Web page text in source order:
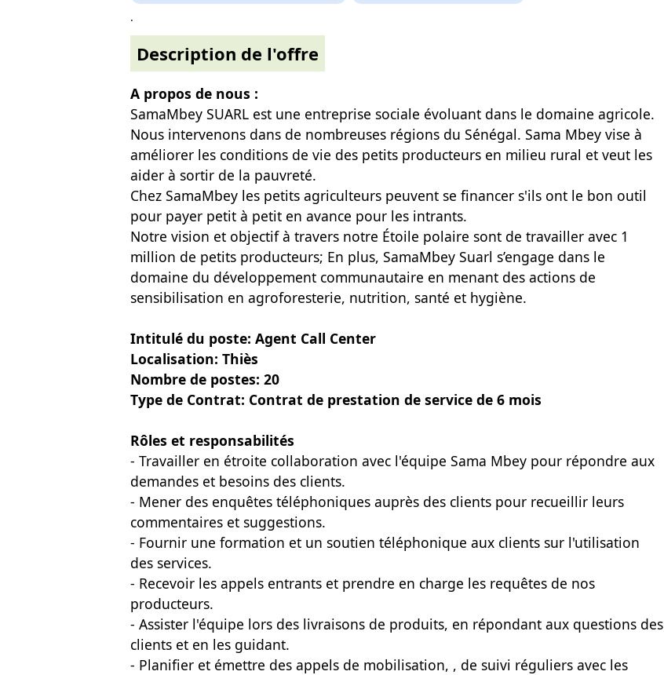
.
Description de l'offre
A propos de nous :
SamaMbey SUARL est une entreprise sociale évoluant dans le domaine agricole.
Nous intervenons dans de nombreuses régions du Sénégal. Sama Mbey vise à
améliorer les conditions de vie des petits producteurs en milieu rural et veut les
aider à sortir de la pauvreté.
Chez SamaMbey les petits agriculteurs peuvent se financer s'ils ont le bon outil
pour payer petit à petit en avance pour les intrants.
Notre vision et objectif à travers notre Étoile polaire sont de travailler avec 1
million de petits producteurs; En plus, SamaMbey Suarl s’engage dans le
domaine du développement communautaire en menant des actions de
sensibilisation en agroforesterie, nutrition, santé et hygiène.
Intitulé du poste: Agent Call Center
Localisation: Thiès
Nombre de postes: 20
Type de Contrat: Contrat de prestation de service de 6 mois
Rôles et responsabilités
- Travailler en étroite collaboration avec l'équipe Sama Mbey pour répondre aux
demandes et besoins des clients.
- Mener des enquêtes téléphoniques auprès des clients pour recueillir leurs
commentaires et suggestions.
- Fournir une formation et un soutien téléphonique aux clients sur l'utilisation
des services.
- Recevoir les appels entrants et prendre en charge les requêtes de nos
producteurs.
- Assister l'équipe lors des livraisons de produits, en répondant aux questions des
clients et en les guidant.
- Planifier et émettre des appels de mobilisation, , de suivi réguliers avec les